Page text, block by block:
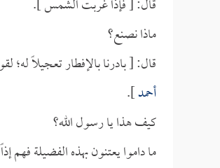
قال: [ فإذا غربت الشمس ].
ماذا نصنع؟
قال: [ بادرنا بالإفطار تعجيلاً
أحمد].
كيف هذا يا رسول الله؟
ما داموا يعتنون بهذه الفضيلة فهم